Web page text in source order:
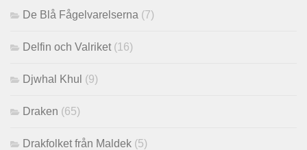
De Blå Fågelvarelserna (7)
Delfin och Valriket (16)
Djwhal Khul (9)
Draken (65)
Drakfolket från Maldek (5)